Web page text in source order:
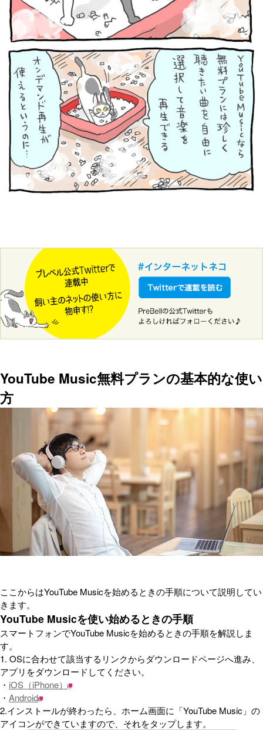
YouTube Music無料プランの基本的な使い
方
ここからはYouTube Musicを始めるときの手順について説明してい
きます。
YouTube Musicを使い始めるときの手順
スマートフォンでYouTube Musicを始めるときの手順を解説しま
す。
1. OSに合わせて該当するリンクからダウンロードページへ進み、
アプリをダウンロードしてください。
・ iOS（iPhone）
・ Android
2.インストールが終わったら、ホーム画面に「YouTube Music」の
アイコンができていますので、それをタップします。